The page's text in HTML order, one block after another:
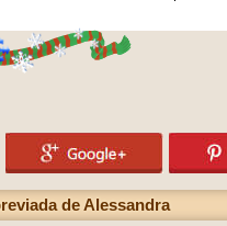
de Alessandra